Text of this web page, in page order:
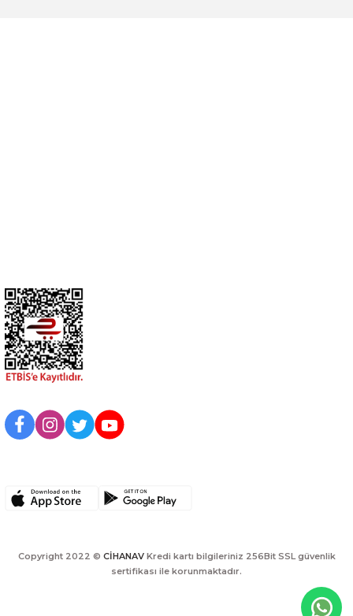
Copyright 2022 © CİHANAVKredi kartı bilgileriniz 256Bit SSL güvenlik
sertifikası ile korunmaktadır.